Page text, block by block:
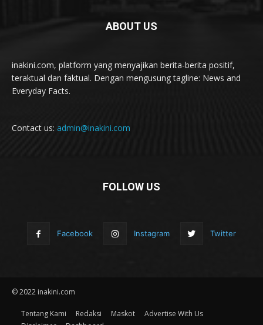
ABOUT US
inakini.com, platform yang menyajikan berita-berita positif,
teraktual dan faktual. Dengan mengusung tagline: News and
Everyday Facts.
Contact us: admin@inakini.com
FOLLOW US
Facebook Instagram Twitter
© 2022 inakini.com
Tentang Kami Redaksi Maskot
Advertise With Us